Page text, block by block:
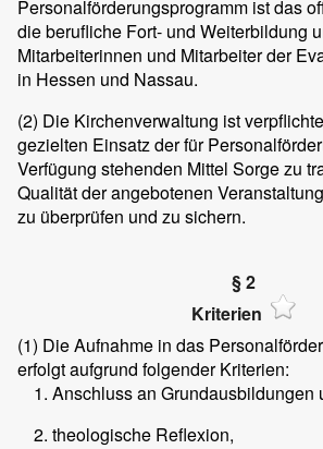
Personalförderungsprogramm ist das
die berufliche Fort- und Weiterbildung
Mitarbeiterinnen und Mitarbeiter der
in Hessen und Nassau.
(2) Die Kirchenverwaltung ist
gezielten Einsatz der für
Verfügung stehenden Mittel Sorge zu
Qualität der angebotenen
zu überprüfen und zu sichern.
§ 2
Kriterien
(1) Die Aufnahme in das
erfolgt aufgrund folgender Kriterien:
Anschluss an Grundausbildungen
theologische Reflexion,